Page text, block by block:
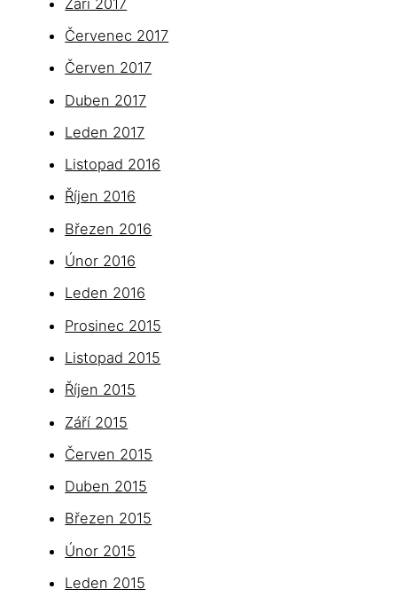
Červenec 2017
Červen 2017
Duben 2017
Leden 2017
Listopad 2016
Říjen 2016
Březen 2016
Únor 2016
Leden 2016
Prosinec 2015
Listopad 2015
Říjen 2015
Září 2015
Červen 2015
Duben 2015
Březen 2015
Únor 2015
Leden 2015